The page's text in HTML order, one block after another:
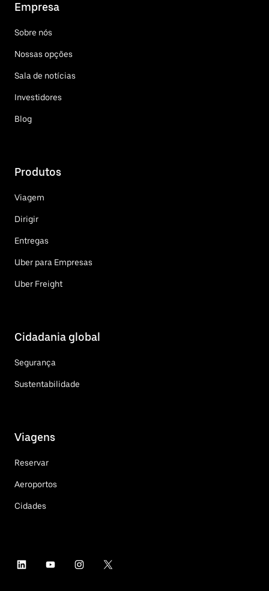
Empresa
Sobre nós
Nossas opções
Sala de notícias
Investidores
Blog
Produtos
Viagem
Dirigir
Entregas
Uber para Empresas
Uber Freight
Cidadania global
Segurança
Sustentabilidade
Viagens
Reservar
Aeroportos
Cidades